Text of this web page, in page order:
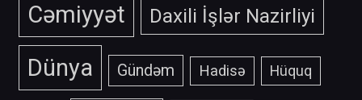
Cəmiyyət Daxili İşlər Nazirliyi
Dünya Gündəm Hadisə Hüquq